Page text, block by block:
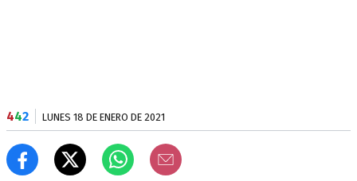
442 LUNES 18 DE ENERO DE 2021